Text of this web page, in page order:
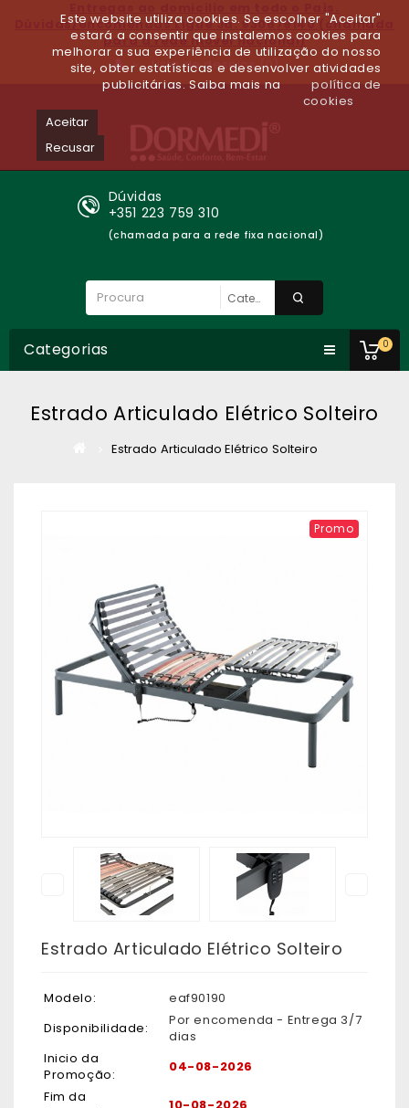
Dúvidas/encomendas Ligue Já: 930679140 (chamada
para a rede móvel nacional)
Lista de desejos (0)
0
Dúvidas
+351 223 759 310
(chamada para a rede fixa nacional)
Categorias
Estrado Articulado Elétrico Solteiro
Estrado Articulado Elétrico Solteiro
Promo
Estrado Articulado Elétrico Solteiro
Modelo:
eaf90190
Disponibilidade:
Por encomenda - Entrega 3/7
dias
Inicio da
Promoção:
04-08-2026
Fim da
Este website utiliza cookies. Se escolher "Aceitar"
estará a consentir que instalemos cookies para
melhorar a sua experiência de utilização do nosso
site, obter estatísticas e desenvolver atividades
publicitárias. Saiba mais na
política de
cookies
Aceitar
Recusar